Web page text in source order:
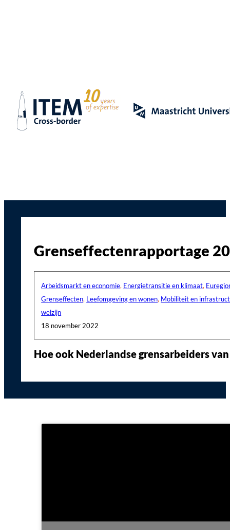
Grenseffectenrapportage
Arbeidsmarkt en economie, Energietransitie en klimaat,
Grenseffecten, Leefomgeving en wonen, Mobiliteit en
welzijn
18 november 2022
Hoe ook Nederlandse grensarbeiders